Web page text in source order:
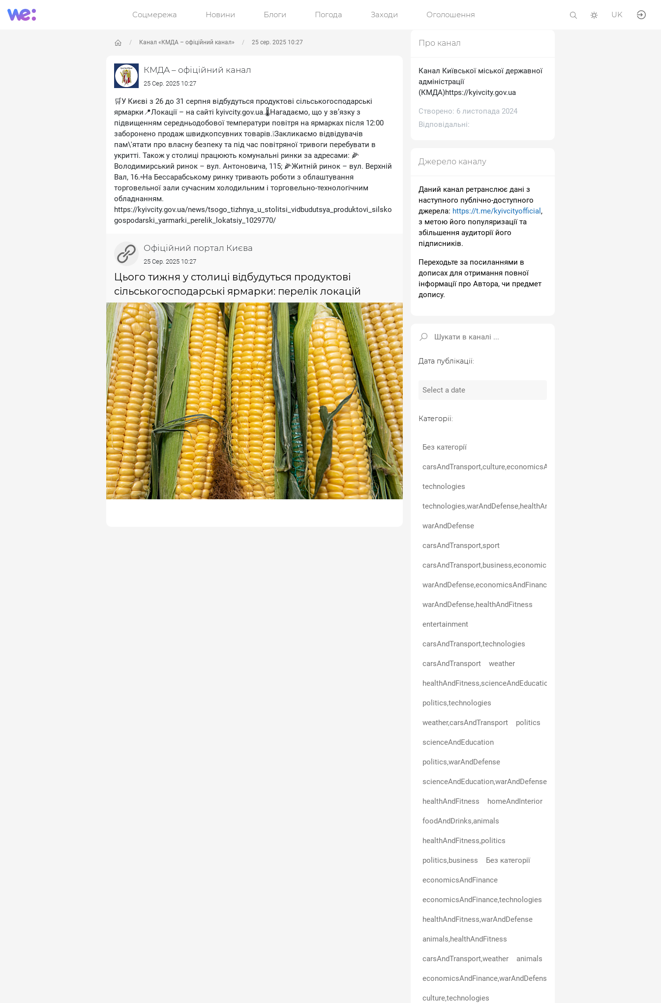
Соцмережа Новини Блоги Погода Заходи Оголошення UK
Канал «КМДА – офіційний канал» 25 сер. 2025 10:27
КМДА – офіційний канал
25 Сер. 2025 10:27
🛒У Києві з 26 до 31 серпня відбудуться продуктові сільськогосподарські
ярмарки📍Локації – на сайті kyivcity.gov.ua.🌡Нагадаємо, що у зв’язку з
підвищенням середньодобової температури повітря на ярмарках після 12:00
заборонено продаж швидкопсувних товарів.❕Закликаємо відвідувачів
пам\'ятати про власну безпеку та під час повітряної тривоги перебувати в
укритті. Також у столиці працюють комунальні ринки за адресами: 🌽
Володимирський ринок – вул. Антоновича, 115; 🌽Житній ринок – вул. Верхній
Вал, 16.▫️На Бессарабському ринку тривають роботи з облаштування
торговельної зали сучасним холодильним і торговельно-технологічним
обладнанням.
https://kyivcity.gov.ua/news/tsogo_tizhnya_u_stolitsi_vidbudutsya_produktovi_silsko
gospodarski_yarmarki_perelik_lokatsiy_1029770/
Офіційний портал Києва
25 Сер. 2025 10:27
Цього тижня у столиці відбудуться продуктові
сільськогосподарські ярмарки: перелік локацій
Про канал
Канал Київської міської державної
адміністрації
(КМДА)https://kyivcity.gov.ua
Створено: 6 листопада 2024
Відповідальні:
Джерело каналу
Даний канал ретранслює дані з
наступного публічно-доступного
джерела: https://t.me/kyivcityofficial ,
з метою його популяризації та
збільшення аудиторії його
підписників.
Переходьте за посиланнями в
дописах для отримання повної
інформації про Автора, чи предмет
допису.
Дата публікації:
Категорії:
Без категорії
carsAndTransport,culture,economicsAndFinance,technologies,sport
technologies
technologies,warAndDefense,healthAndFitness
warAndDefense
carsAndTransport,sport
carsAndTransport,business,economicsAndFinance,healthAndFitness
warAndDefense,economicsAndFinance
warAndDefense,healthAndFitness
entertainment
carsAndTransport,technologies
carsAndTransport weather
healthAndFitness,scienceAndEducation
politics,technologies
weather,carsAndTransport politics
scienceAndEducation
politics,warAndDefense
scienceAndEducation,warAndDefense
healthAndFitness homeAndInterior
foodAndDrinks,animals
healthAndFitness,politics
politics,business Без категорії
economicsAndFinance
economicsAndFinance,technologies
healthAndFitness,warAndDefense
animals,healthAndFitness
carsAndTransport,weather animals
economicsAndFinance,warAndDefense
culture,technologies